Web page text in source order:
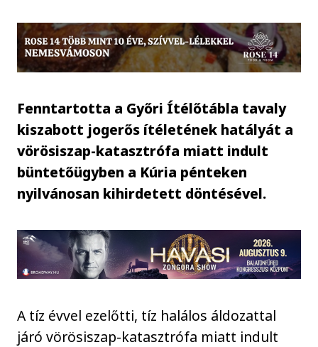
Fenntartotta a Győri Ítélőtábla tavaly
kiszabott jogerős ítéletének hatályát a
vörösiszap-katasztrófa miatt indult
büntetőügyben a Kúria pénteken
nyilvánosan kihirdetett döntésével.
A tíz évvel ezelőtti, tíz halálos áldozattal
járó vörösiszap-katasztrófa miatt indult